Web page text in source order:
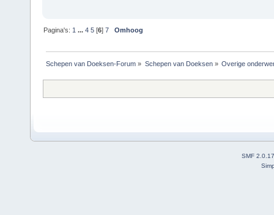
Pagina's: 1 ...4 5 [6]7 Omhoog
Schepen van Doeksen-Forum » Schepen van Doeksen» Overige
SMF 2.0.17